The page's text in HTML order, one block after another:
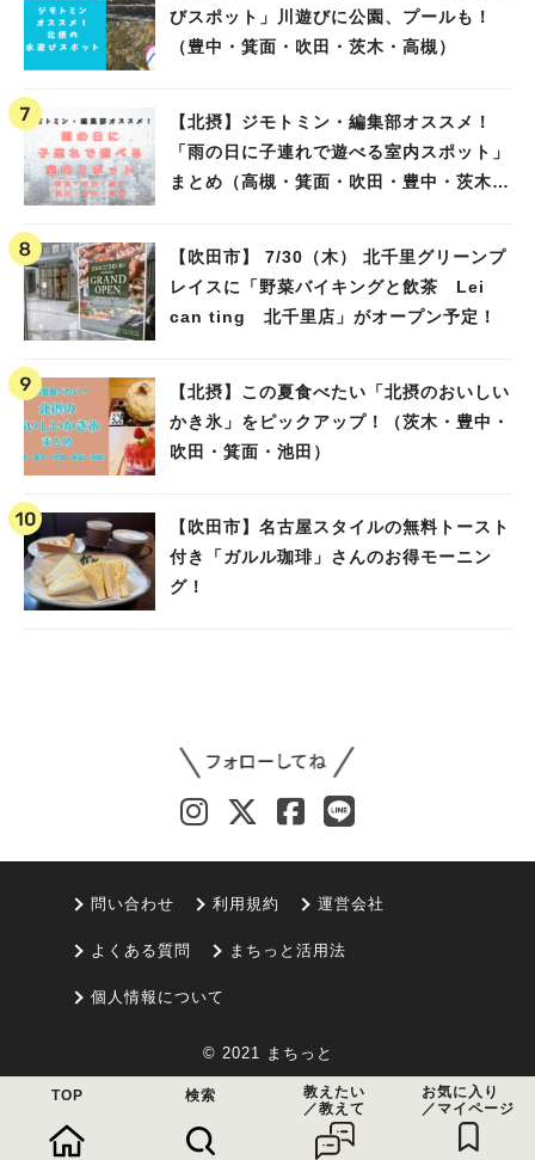
びスポット」川遊びに公園、プールも！
（豊中・箕面・吹田・茨木・高槻）
【北摂】ジモトミン・編集部オススメ！
「雨の日に子連れで遊べる室内スポット」
まとめ（高槻・箕面・吹田・豊中・茨木・
【吹田市】 7/30（木） 北千里グリーンプ
レイスに「野菜バイキングと飲茶 Lei
can ting 北千里店」がオープン予定！
【北摂】この夏食べたい「北摂のおいしい
かき氷」をピックアップ！（茨木・豊中・
吹田・箕面・池田）
【吹田市】名古屋スタイルの無料トースト
付き「ガルル珈琲」さんのお得モーニン
グ！
問い合わせ 利用規約 運営会社
よくある質問 まちっと活用法
個人情報について
© 2021 まちっと
TOP 検索
教えたい
／教えて
お気に入り
／マイページ